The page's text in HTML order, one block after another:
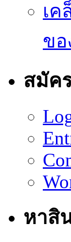
เ
ข
สมัค
หาสิ